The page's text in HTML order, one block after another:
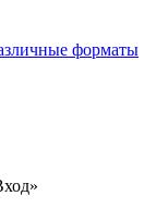
форматы